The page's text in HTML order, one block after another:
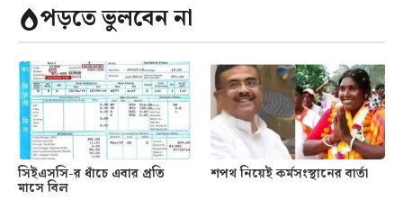
পড়তে ভুলবেন না
সিইএসসি-র ধাঁচে এবার প্রতি
মাসে বিল
শপথ নিয়েই কর্মসংস্থানের বার্তা